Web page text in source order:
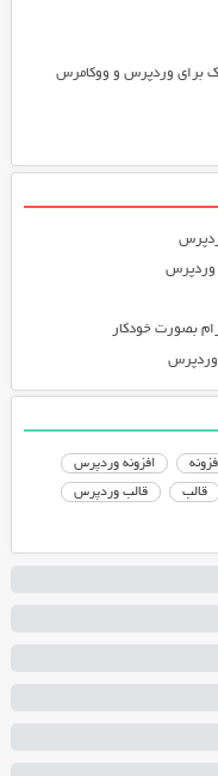
برای وردپرس و ووکامرس
وردپرس
بصورت خودکار
افزونه وردپرس
قالب قالب وردپرس